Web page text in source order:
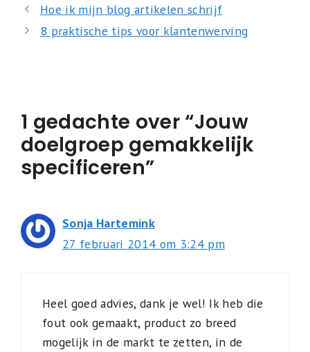
Hoe ik mijn blog artikelen schrijf
8 praktische tips voor klantenwerving
1 gedachte over “Jouw
doelgroep gemakkelijk
specificeren”
Sonja Hartemink
27 februari 2014 om 3:24 pm
Heel goed advies, dank je wel! Ik heb die
fout ook gemaakt, product zo breed
mogelijk in de markt te zetten, in de